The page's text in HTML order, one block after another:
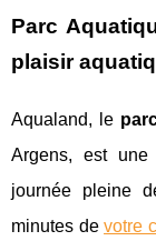
Parc
plaisir
Aqualand, le
Argens, est une
journée pleine
minutes devotre